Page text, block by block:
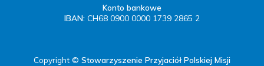
Konto bankowe
IBAN: CH68 0900 0000 1739 2865 2
Copyright © Stowarzyszenie Przyjaciół Polskiej Misji